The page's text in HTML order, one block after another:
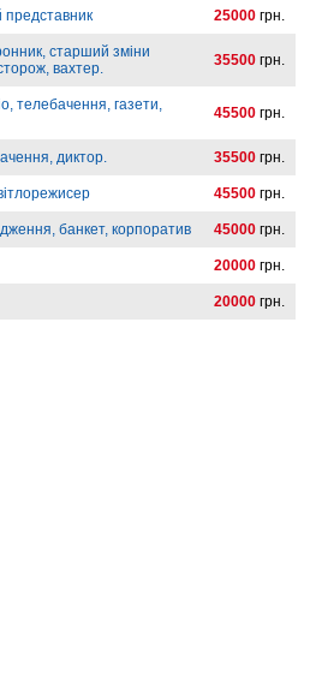
25000 грн.
старший зміни
вахтер.
35500 грн.
телебачення, газети,
45500 грн.
диктор. 35500 грн.
45500 грн.
банкет, корпоратив 45000 грн.
20000 грн.
20000 грн.